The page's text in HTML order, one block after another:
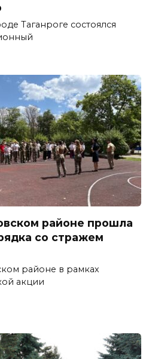
Таганроге состоялся
районе прошла
со стражем
районе в рамках
акции